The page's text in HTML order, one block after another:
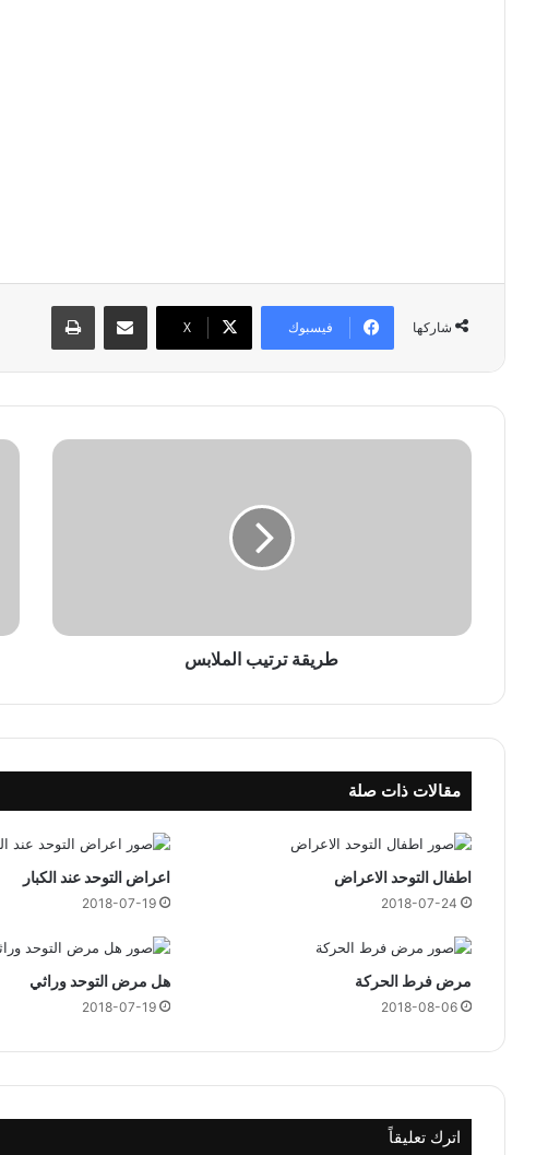
شاركها فيسبوك ‫X
ط
ي
ل
ا
س
طريقة ترتيب الملابس
ط
ل
ل
غ
ن
ا
مقالات ذات صلة
اطفال التوحد الاعراض
2018-07-24
اعراض التوحد عند الكبار
2018-07-19
مرض فرط الحركة
2018-08-06
هل مرض التوحد وراثي
2018-07-19
اترك تعليقاً